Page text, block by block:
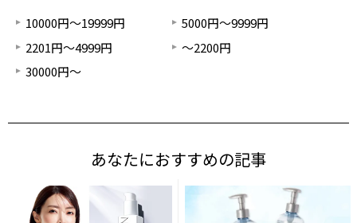
10000円～19999円
5000円～9999円
2201円～4999円
～2200円
30000円～
あなたにおすすめの記事